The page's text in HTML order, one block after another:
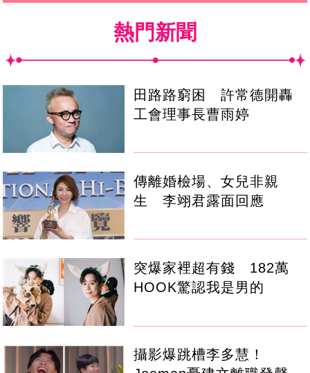
熱門新聞
田路路窮困 許常德開轟
工會理事長曹雨婷
傳離婚檢場、女兒非親
生 李翊君露面回應
突爆家裡超有錢 182萬
HOOK驚認我是男的
攝影爆跳槽李多慧！